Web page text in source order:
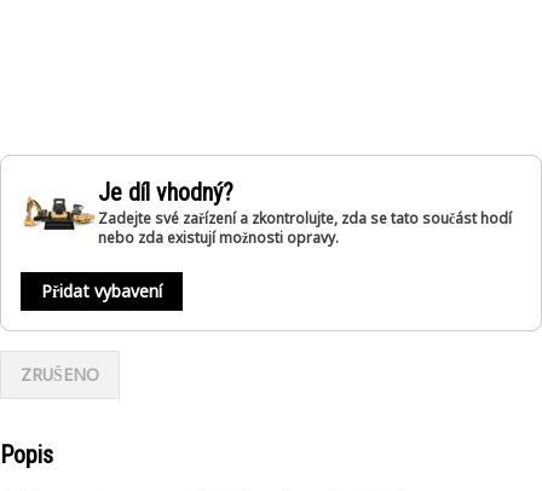
Je díl vhodný?
Zadejte své zařízení a zkontrolujte, zda se tato součást hodí
nebo zda existují možnosti opravy.
Přidat vybavení
ZRUŠENO
Popis